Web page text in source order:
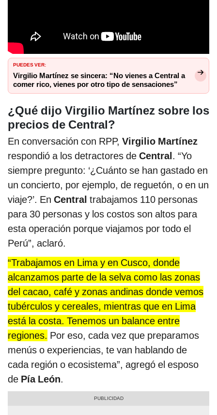
PUEDES VER:
Virgilio Martínez se sincera: “No vienes a Central a
comer rico, vienes por otro tipo de sensaciones”
¿Qué dijo Virgilio Martínez sobre los
precios de Central?
En conversación con RPP, Virgilio Martínez
respondió a los detractores de Central. “Yo
siempre pregunto: ‘¿Cuánto se han gastado en
un concierto, por ejemplo, de reguetón, o en un
viaje?’. En Central trabajamos 110 personas
para 30 personas y los costos son altos para
esta operación porque viajamos por todo el
Perú”, aclaró.
“Trabajamos en Lima y en Cusco, donde
alcanzamos parte de la selva como las zonas
del cacao, café y zonas andinas donde vemos
tubérculos y cereales, mientras que en Lima
está la costa. Tenemos un balance entre
regiones. Por eso, cada vez que preparamos
menús o experiencias, te van hablando de
cada región o ecosistema”, agregó el esposo
de Pía León.